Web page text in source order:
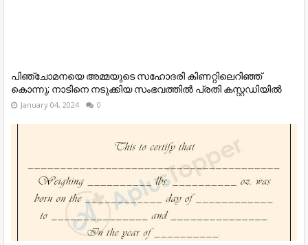
പിഞ്ചോമനയെ അമ്മയുടെ സഹോദരി കിണറ്റിലെറിഞ്ഞ്
കൊന്നു; നാടിനെ നടുക്കിയ സംഭവത്തില്‍ പ്രതി കസ്റ്റഡിയില്‍
January 04, 2024 0